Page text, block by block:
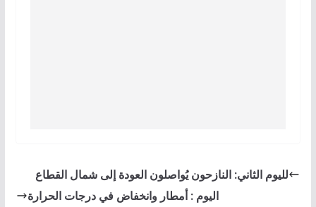
لليوم الثاني: النازحون يُواصلون العودة إلى شمال القطاع
اليوم : أمطار وانخفاض في درجات الحرارة